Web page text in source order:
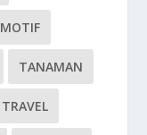
TANAMAN
TRAVEL